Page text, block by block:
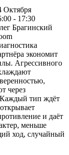
Октября
- 17:30
Брагинский
экономит
Агрессивного
через
Каждый тип ждёт
и даёт
меньше
ход, случайный